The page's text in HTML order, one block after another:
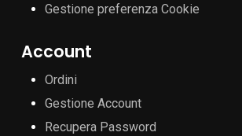
Gestione preferenza Cookie
Account
Ordini
Gestione Account
Recupera Password